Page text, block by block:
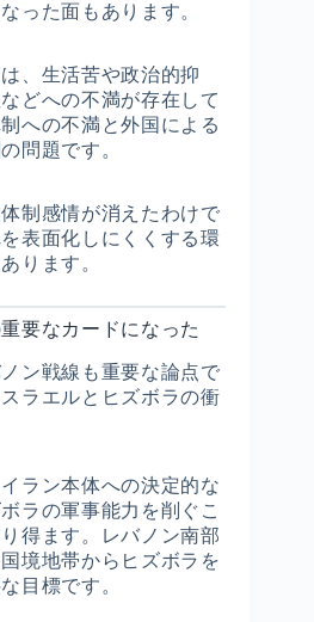
った面もあります。
、生活苦や政治的抑
どへの不満が存在して
への不満と外国による
問題です。
制感情が消えたわけで
表面化しにくくする環
ります。
要なカードになった
ン戦線も重要な論点で
ラエルとヒズボラの衝
ラン本体への決定的な
ラの軍事能力を削ぐこ
得ます。レバノン南部
境地帯からヒズボラを
目標です。